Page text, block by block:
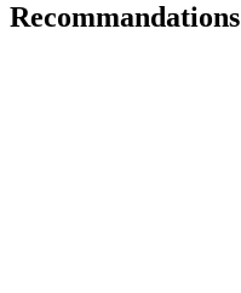
Recommandations